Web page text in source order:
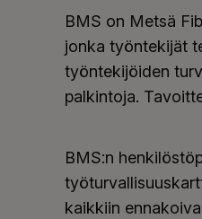
BMS on Metsä
jonka työntekijät
työntekijöiden
palkintoja.
BMS:n
kaikkiin